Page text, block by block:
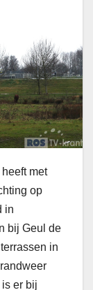
met
op
in
bij Geul de
in
er bij